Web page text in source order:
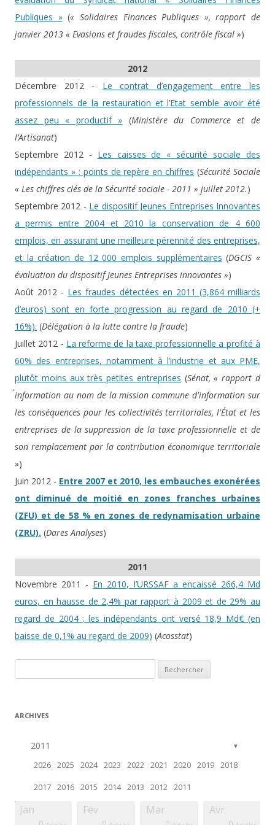
Publiques »(« Solidaires Finances Publiques », rapport de
janvier 2013 « Evasions et fraudes fiscales, contrôle fiscal »)
2012
Décembre 2012 - Le contrat d’engagement entre les
professionnels de la restauration et l’Etat semble avoir été
assez peu « productif » (Ministère du Commerce et de
l’Artisanat)
Septembre 2012 - Les caisses de « sécurité sociale des
indépendants » : points de repère en chiffres (Sécurité Sociale
« Les chiffres clés de la Sécurité sociale - 2011 » juillet 2012.)
Septembre 2012 - Le dispositif Jeunes Entreprises Innovantes
a permis entre 2004 et 2010 la conservation de 4 600
emplois, en assurant une meilleure pérennité des entreprises,
et la création de 12 000 emplois supplémentaires (DGCIS «
évaluation du dispositif Jeunes Entreprises innovantes »)
Août 2012 - Les fraudes détectées en 2011 (3,864 milliards
d’euros) sont en forte progression au regard de 2010 (+
16%). (Délégation à la lutte contre la fraude)
Juillet 2012 - La reforme de la taxe professionnelle a profité à
60% des entreprises, notamment à l’industrie et aux PME,
plutôt moins aux très petites entreprises (Sénat, « rapport d
´information au nom de la mission commune d'information sur
les conséquences pour les collectivités territoriales, l'État et les
entreprises de la suppression de la taxe professionnelle et de
son remplacement par la contribution économique territoriale
»)
Juin 2012 - Entre 2007 et 2010, les embauches exonérées
ont diminué de moitié en zones franches urbaines
(ZFU) et de 58 % en zones de redynamisation urbaine
(ZRU). (Dares Analyses)
2011
Novembre 2011 - En 2010, l’URSSAF a encaissé 266,4 Md
euros, en hausse de 2,4% par rapport à 2009 et de 29% au
regard de 2004 ; les indépendants ont versé 18,9 Md€ (en
baisse de 0,1% au regard de 2009) (Acosstat)
ARCHIVES
2011
2026 2025 2024 2023 2022 2021 2020 2019 2018
2017 2016 2015 2014 2013 2012 2011
▼
Jan Fév Mar Avr